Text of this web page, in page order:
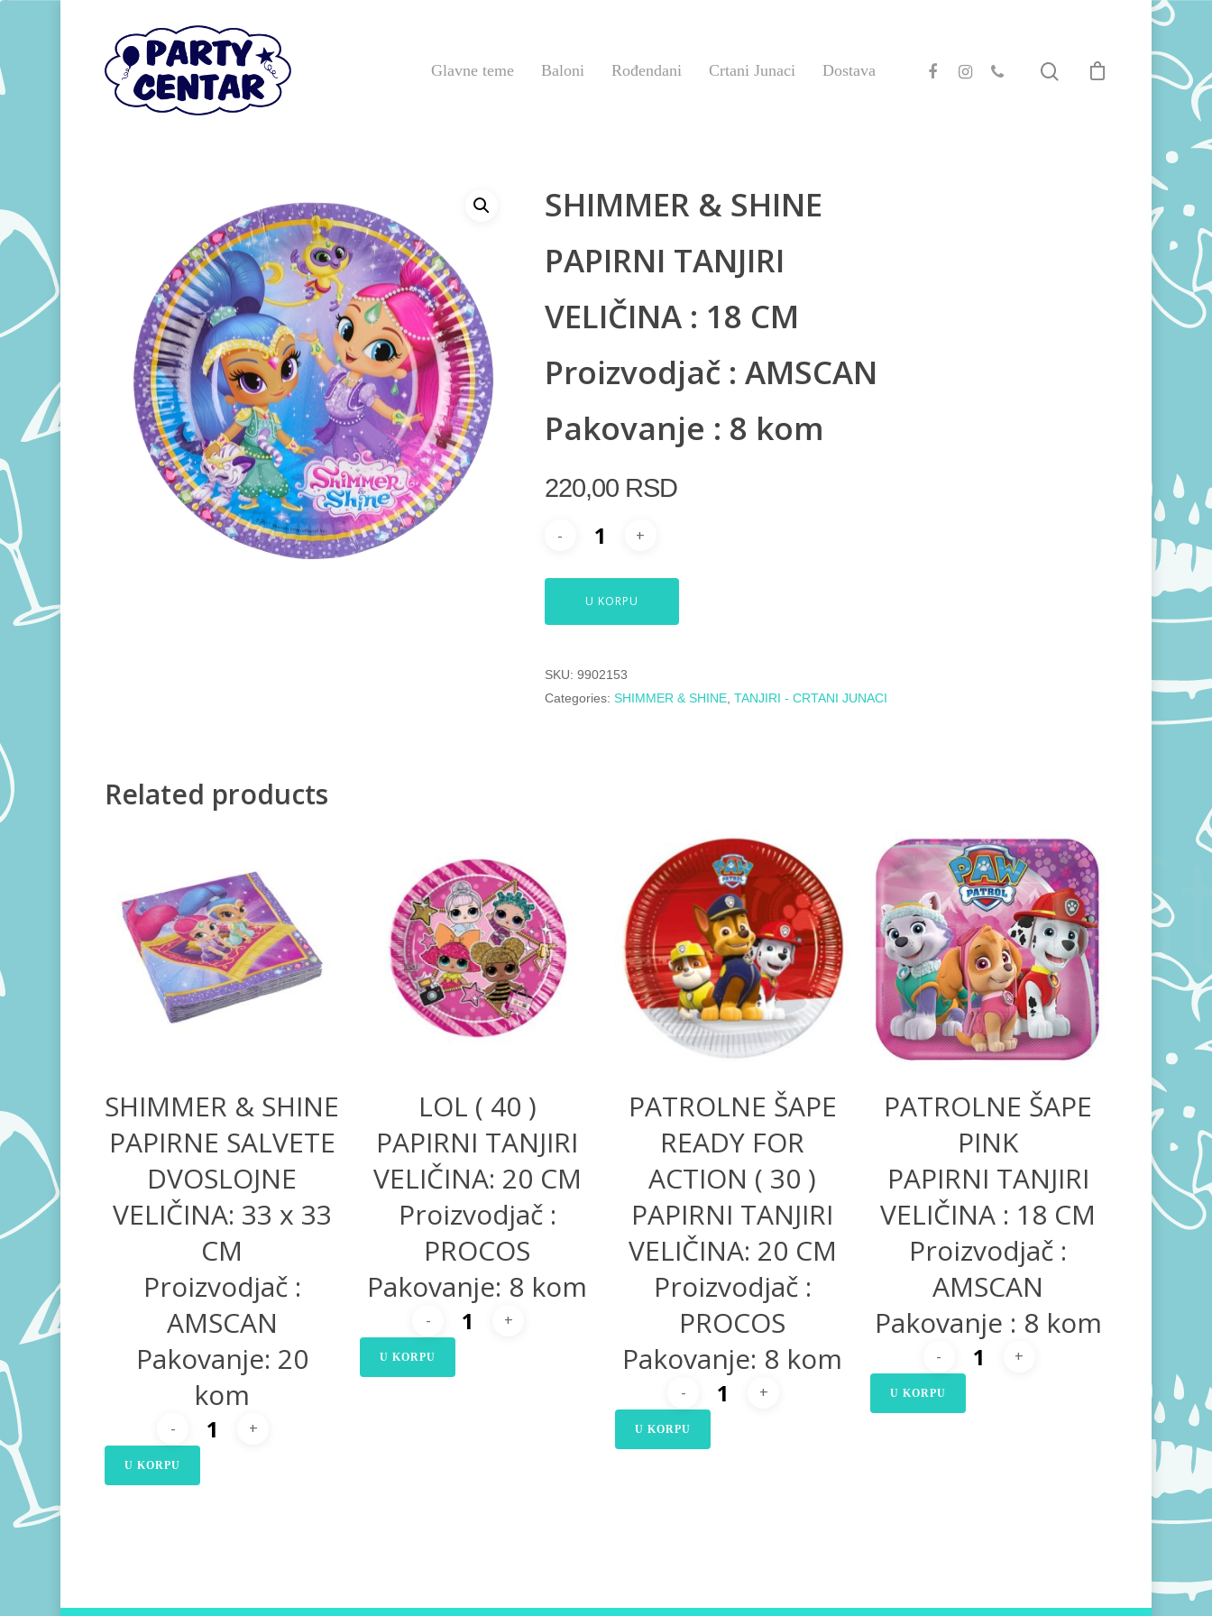
Hit enter to search or ESC to close
Glavne teme Baloni Rođendani Crtani Junaci Dostava
SHIMMER & SHINE
PAPIRNI TANJIRI
VELIČINA : 18 CM
Proizvodjač : AMSCAN
Pakovanje : 8 kom
220,00 RSD
U KORPU
SKU: 9902153
Categories: SHIMMER & SHINE, TANJIRI - CRTANI JUNACI
Related products
300,00RSD
SHIMMER & SHINE
PAPIRNE SALVETE
DVOSLOJNE
VELIČINA: 33 x 33
CM
Proizvodjač :
AMSCAN
Pakovanje: 20
kom
U KORPU
200,00RSD
LOL ( 40 )
PAPIRNI TANJIRI
VELIČINA: 20 CM
Proizvodjač :
PROCOS
Pakovanje: 8 kom
U KORPU
280,00RSD
PATROLNE ŠAPE
READY FOR
ACTION ( 30 )
PAPIRNI TANJIRI
VELIČINA: 20 CM
Proizvodjač :
PROCOS
Pakovanje: 8 kom
U KORPU
350,00RSD
PATROLNE ŠAPE
PINK
PAPIRNI TANJIRI
VELIČINA : 18 CM
Proizvodjač :
AMSCAN
Pakovanje : 8 kom
U KORPU